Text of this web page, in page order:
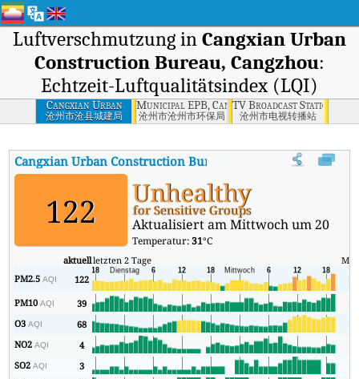
Luftverschmutzung in Cangxian Urban
Construction Bureau, Cangzhou:
Echtzeit-Luftqualitätsindex (LQI)
Cangxian Urban
Construction
Bureau, Cangzhou
沧州市沧县城建局
Municipal EPB, Cangzhou
沧州市沧州市环保局
TV Broadcast Station,
沧州市电视转播站
Cangxian Urban Construction Bureau, CangzhouAQI:
122 Unhealthy
for Sensitive Groups
Aktualisiert am Mittwoch um 20
Temperatur:31°C
aktuellletzten 2 Tage
PM2.5AQI 122
38
PM10AQI 39
10
O3AQI 68
17
NO2AQI 4
SO2AQI 3